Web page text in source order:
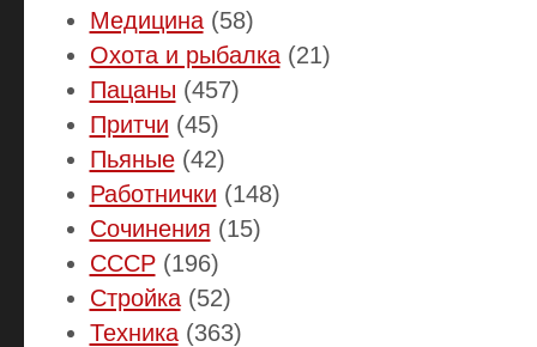
Медицина(58)
Охота и рыбалка(21)
Пацаны (457)
Притчи (45)
Пьяные(42)
Работнички (148)
Сочинения (15)
СССР(196)
Стройка(52)
Техника(363)